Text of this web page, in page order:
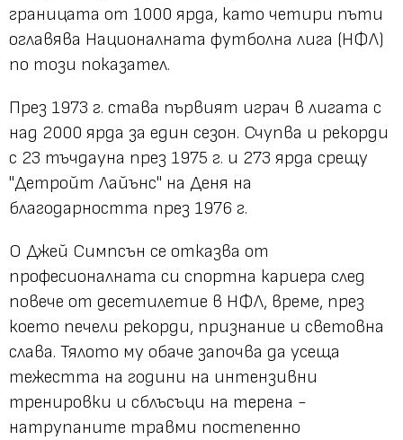
границата от 1000 ярда, като четири пъти
оглавява Националната футболна лига (НФЛ)
по този показател.
През 1973 г. става първият играч в лигата с
над 2000 ярда за един сезон. Счупва и рекорди
с 23 тъчдауна през 1975 г. и 273 ярда срещу
"Детройт Лайънс" на Деня на
благодарността през 1976 г.
О Джей Симпсън се отказва от
професионалната си спортна кариера след
повече от десетилетие в НФЛ, време, през
което печели рекорди, признание и световна
слава. Тялото му обаче започва да усеща
тежестта на години на интензивни
тренировки и сблъсъци на терена -
натрупаните травми постепенно